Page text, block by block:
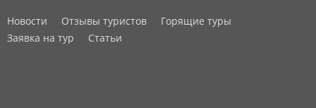
Новости Отзывы туристов
Горящие туры
Заявка на тур
Статьи